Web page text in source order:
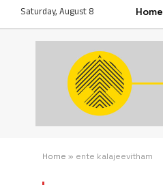
Saturday, August 8 Home
Home » ente kalajeevitham